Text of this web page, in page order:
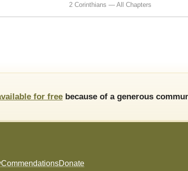
2 Corinthians — All Chapters
for free because of a generous
CommendationsDonate